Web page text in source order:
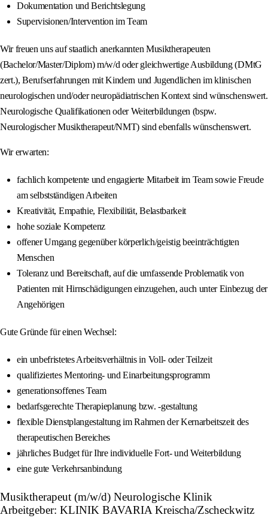
Dokumentation und Berichtslegung
Supervisionen/Intervention im Team
Wir freuen uns auf staatlich anerkannten Musiktherapeuten
(Bachelor/Master/Diplom) m/w/d oder gleichwertige Ausbildung (DMtG
zert.), Berufserfahrungen mit Kindern und Jugendlichen im klinischen
neurologischen und/oder neuropädiatrischen Kontext sind wünschenswert.
Neurologische Qualifikationen oder Weiterbildungen (bspw.
Neurologischer Musiktherapeut/NMT) sind ebenfalls wünschenswert.
Wir erwarten:
fachlich kompetente und engagierte Mitarbeit im Team sowie Freude
am selbstständigen Arbeiten
Kreativität, Empathie, Flexibilität, Belastbarkeit
hohe soziale Kompetenz
offener Umgang gegenüber körperlich/geistig beeinträchtigten
Menschen
Toleranz und Bereitschaft, auf die umfassende Problematik von
Patienten mit Hirnschädigungen einzugehen, auch unter Einbezug der
Angehörigen
Gute Gründe für einen Wechsel:
ein unbefristetes Arbeitsverhältnis in Voll- oder Teilzeit
qualifiziertes Mentoring- und Einarbeitungsprogramm
generationsoffenes Team
bedarfsgerechte Therapieplanung bzw. -gestaltung
flexible Dienstplangestaltung im Rahmen der Kernarbeitszeit des
therapeutischen Bereiches
jährliches Budget für Ihre individuelle Fort- und Weiterbildung
eine gute Verkehrsanbindung
Musiktherapeut (m/w/d) Neurologische Klinik
Arbeitgeber: KLINIK BAVARIA Kreischa/Zscheckwitz